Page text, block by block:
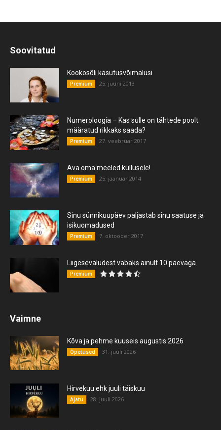
Soovitatud
Kookosõli kasutusvõimalusi
Premium 25. juuni 2013
Numeroloogia – Kas sulle on tähtede poolt
määratud rikkaks saada?
Premium 27. veebruar 2017
Ava oma meeled küllusele!
Premium 25. jaanuar 2014
Sinu sünnikuupäev paljastab sinu saatuse ja
isikuomadused
Premium 7. oktoober 2017
Liigesevaludest vabaks ainult 10 päevaga
Premium
Vaimne
Kõva ja pehme kuuseis augustis 2026
Õpetused 31. juuli 2026
Hirvekuu ehk juuli täiskuu
Ajatu 28. juuli 2026